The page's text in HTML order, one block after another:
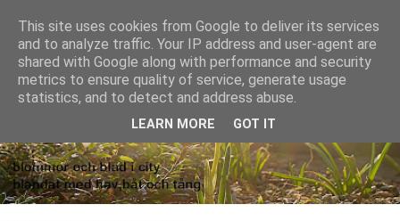
This site uses cookies from Google to deliver its services
and to analyze traffic. Your IP address and user-agent are
shared with Google along with performance and security
metrics to ensure quality of service, generate usage
statistics, and to detect and address abuse.
LEARN MORE GOT IT